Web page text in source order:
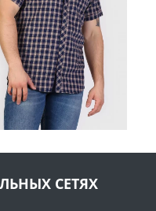
СЕТЯХ